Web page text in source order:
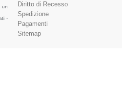
un
-
Diritto di Recesso
Spedizione
Pagamenti
Sitemap